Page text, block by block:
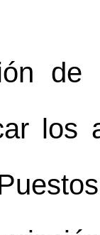
de
los